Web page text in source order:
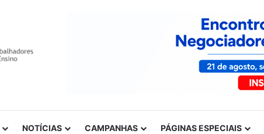
NOTÍCIAS CAMPANHAS PÁGINAS ESPECIAIS